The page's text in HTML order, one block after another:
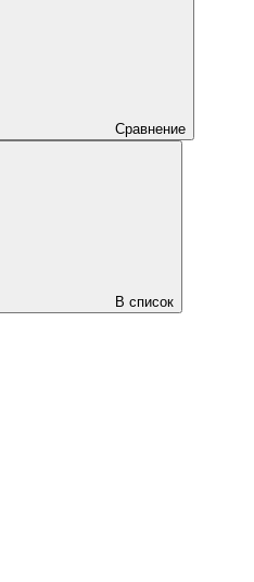
Сравнение
В список